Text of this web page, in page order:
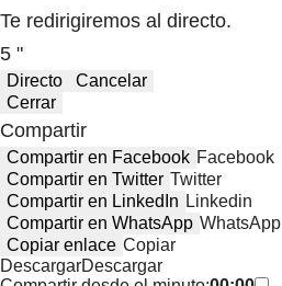
Te redirigiremos al directo.
5 "
Directo
Cancelar
Cerrar
Compartir
Compartir en Facebook Facebook
Compartir en Twitter Twitter
Compartir en LinkedIn Linkedin
Compartir en WhatsApp WhatsApp
Copiar enlace Copiar
DescargarDescargar